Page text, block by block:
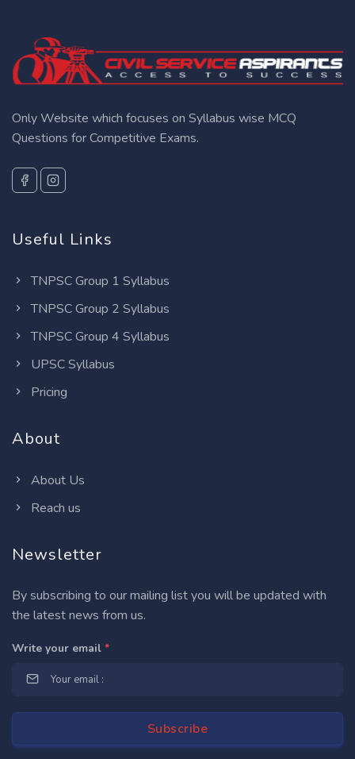
Only Website which focuses on Syllabus wise MCQ
Questions for Competitive Exams.
Useful Links
TNPSC Group 1 Syllabus
TNPSC Group 2 Syllabus
TNPSC Group 4 Syllabus
UPSC Syllabus
Pricing
About
About Us
Reach us
Newsletter
By subscribing to our mailing list you will be updated with
the latest news from us.
Write your email *